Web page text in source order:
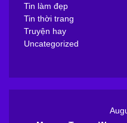
Tin làm đẹp
Tin thời trang
Truyện hay
Uncategorized